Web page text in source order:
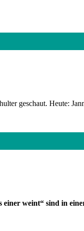
geschaut. Heute:
weint“ sind in